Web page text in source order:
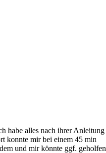
habe alles nach ihrer Anleitung
konnte mir bei einem 45 min
und mir könnte ggf. geholfen